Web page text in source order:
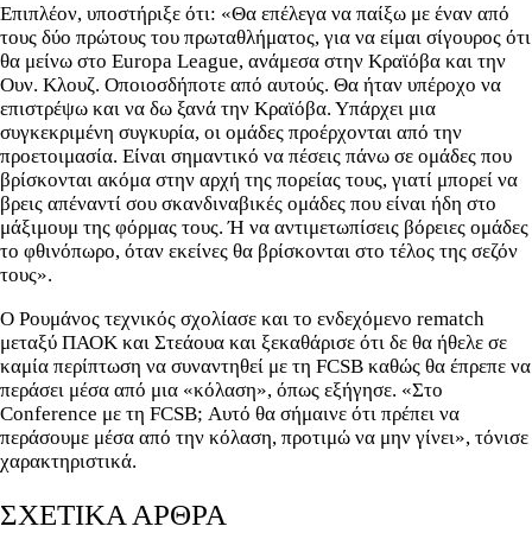
Επιπλέον, υποστήριξε ότι: «Θα επέλεγα να παίξω με έναν από
τους δύο πρώτους του πρωταθλήματος, για να είμαι σίγουρος ότι
θα μείνω στο Europa League, ανάμεσα στην Κραϊόβα και την
Ουν. Κλουζ. Οποιοσδήποτε από αυτούς. Θα ήταν υπέροχο να
επιστρέψω και να δω ξανά την Κραϊόβα. Υπάρχει μια
συγκεκριμένη συγκυρία, οι ομάδες προέρχονται από την
προετοιμασία. Είναι σημαντικό να πέσεις πάνω σε ομάδες που
βρίσκονται ακόμα στην αρχή της πορείας τους, γιατί μπορεί να
βρεις απέναντί σου σκανδιναβικές ομάδες που είναι ήδη στο
μάξιμουμ της φόρμας τους. Ή να αντιμετωπίσεις βόρειες ομάδες
το φθινόπωρο, όταν εκείνες θα βρίσκονται στο τέλος της σεζόν
τους».
Ο Ρουμάνος τεχνικός σχολίασε και το ενδεχόμενο rematch
μεταξύ ΠΑΟΚ και Στεάουα και ξεκαθάρισε ότι δε θα ήθελε σε
καμία περίπτωση να συναντηθεί με τη FCSB καθώς θα έπρεπε να
περάσει μέσα από μια «κόλαση», όπως εξήγησε. «Στο
Conference με τη FCSB; Αυτό θα σήμαινε ότι πρέπει να
περάσουμε μέσα από την κόλαση, προτιμώ να μην γίνει», τόνισε
χαρακτηριστικά.
ΣΧΕΤΙΚΑ ΑΡΘΡΑ